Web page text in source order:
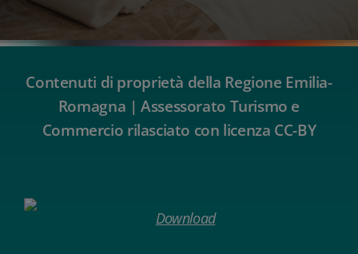
Contenuti di proprietà della Regione Emilia-
Romagna | Assessorato Turismo e
Commercio rilasciato con licenza CC-BY